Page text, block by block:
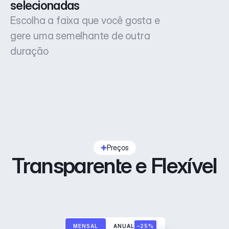
selecionadas
Escolha a faixa que você gosta e
gere uma semelhante de outra
duração
Preços
Transparente e Flexível
MENSAL ANUAL –25%